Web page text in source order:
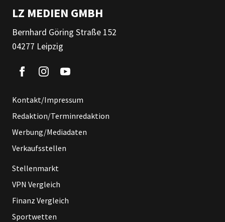
LZ MEDIEN GMBH
Bernhard Göring Straße 152
04277 Leipzig
Kontakt/Impressum
Redaktion/Terminredaktion
Werbung/Mediadaten
Verkaufsstellen
Stellenmarkt
VPN Vergleich
Finanz Vergleich
Sportwetten